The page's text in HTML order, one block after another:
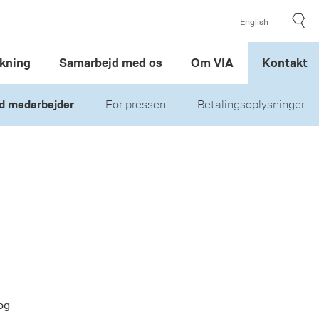
English
Samarbejd med os Om VIA Kontakt
medarbejder For pressen Betalingsoplysninger